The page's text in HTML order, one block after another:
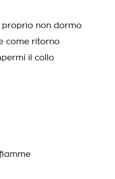
proprio non dormo
come ritorno
il collo